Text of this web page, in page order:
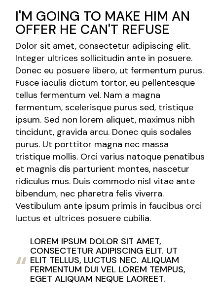
I'M GOING TO MAKE HIM AN
OFFER HE CAN'T REFUSE
Dolor sit amet, consectetur adipiscing elit.
Integer ultrices sollicitudin ante in posuere.
Donec eu posuere libero, ut fermentum purus.
Fusce iaculis dictum tortor, eu pellentesque
tellus fermentum vel. Nam a magna
fermentum, scelerisque purus sed, tristique
ipsum. Sed non lorem aliquet, maximus nibh
tincidunt, gravida arcu. Donec quis sodales
purus. Ut porttitor magna nec massa
tristique mollis. Orci varius natoque penatibus
et magnis dis parturient montes, nascetur
ridiculus mus. Duis commodo nisl vitae ante
bibendum, nec pharetra felis viverra.
Vestibulum ante ipsum primis in faucibus orci
luctus et ultrices posuere cubilia.
LOREM IPSUM DOLOR SIT AMET,
CONSECTETUR ADIPISCING ELIT. UT
ELIT TELLUS, LUCTUS NEC. ALIQUAM
FERMENTUM DUI VEL LOREM TEMPUS,
EGET ALIQUAM NEQUE LAOREET.